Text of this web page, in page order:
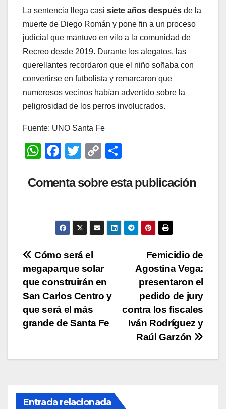
La sentencia llega casi siete años después de la
muerte de Diego Román y pone fin a un proceso
judicial que mantuvo en vilo a la comunidad de
Recreo desde 2019. Durante los alegatos, las
querellantes recordaron que el niño soñaba con
convertirse en futbolista y remarcaron que
numerosos vecinos habían advertido sobre la
peligrosidad de los perros involucrados.
Fuente: UNO Santa Fe
W
at
p
F
c
b
o
k
T
tt
C
p
Li
n
m
ar
tir
Comenta sobre esta publicación
Navegación
de
entradas
Femicidio de
Agostina Vega:
presentaron el
pedido de jury
contra los fiscales
Iván Rodríguez y
Raúl Garzón
Cómo será el
megaparque solar
que construirán en
San Carlos Centro y
que será el más
grande de Santa Fe
Entrada relacionada